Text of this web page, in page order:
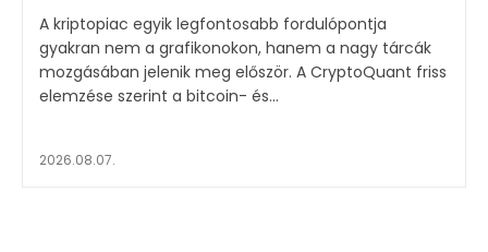
A kriptopiac egyik legfontosabb fordulópontja
gyakran nem a grafikonokon, hanem a nagy tárcák
mozgásában jelenik meg először. A CryptoQuant friss
elemzése szerint a bitcoin- és...
2026.08.07.